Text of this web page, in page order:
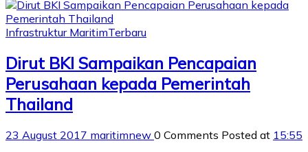
Infrastruktur MaritimTerbaru
Dirut BKI Sampaikan Pencapaian
Perusahaan kepada Pemerintah
Thailand
23 August 2017 maritimnew 0 Comments Posted at 15:55